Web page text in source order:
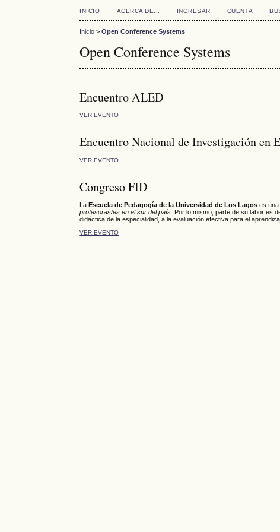
INICIO ACERCA DE... INGRESAR CUENTA
Inicio >Open Conference Systems
Open Conference Systems
Encuentro ALED
VER EVENTO
Encuentro Nacional de Investigación en
VER EVENTO
Congreso FID
LaEscuela de Pedagogía de la Universidad de Los Lagos es
profesoras/es en el sur del país . Por lo mismo, parte de su labor es
didáctica de la especialidad, a la evaluación efectiva para el
VER EVENTO